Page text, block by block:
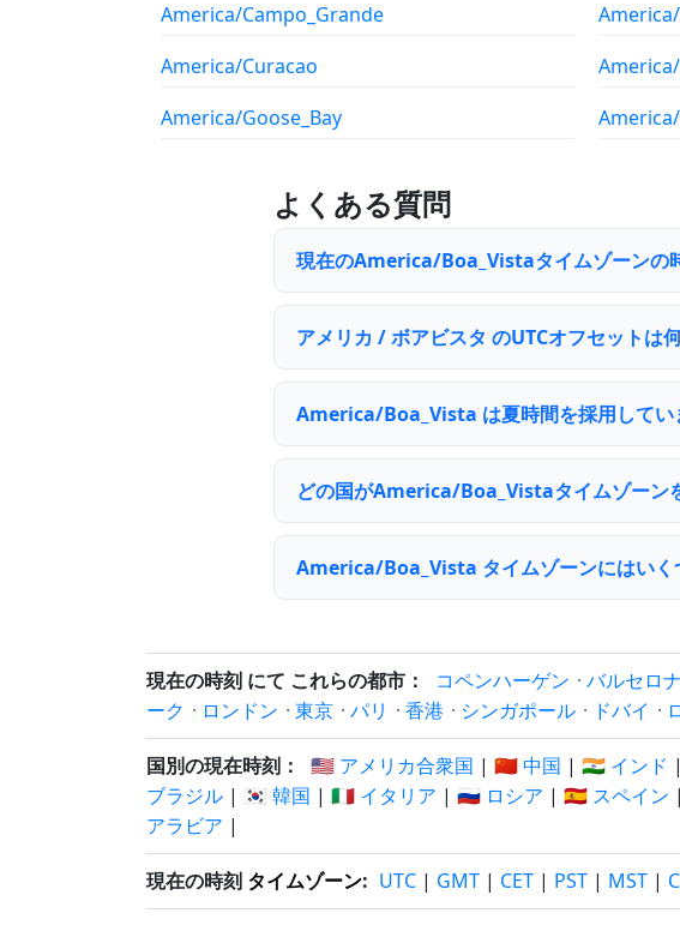
America/Campo_Grande
America/Curacao
America/Goose_Bay
よくある質問
現在のAmerica/Boa_Vistaタイムゾーンの
アメリカ / ボアビスタ のUTCオフセットは
America/Boa_Vista は夏時間を採用してい
どの国がAmerica/Boa_Vistaタイムゾーン
America/Boa_Vista タイムゾーンにはいく
現在の時刻 にて これらの都市： コペンハーゲン · バルセロナ
ーク · ロンドン · 東京 · パリ · 香港 · シンガポール · ドバイ ·
国別の現在時刻： 🇺🇸 アメリカ合衆国 | 🇨🇳 中国 | 🇮🇳 インド |
ブラジル | 🇰🇷 韓国 | 🇮🇹 イタリア | 🇷🇺 ロシア | 🇪🇸 スペイン |
アラビア |
現在の時刻 タイムゾーン: UTC | GMT | CET | PST | MST |